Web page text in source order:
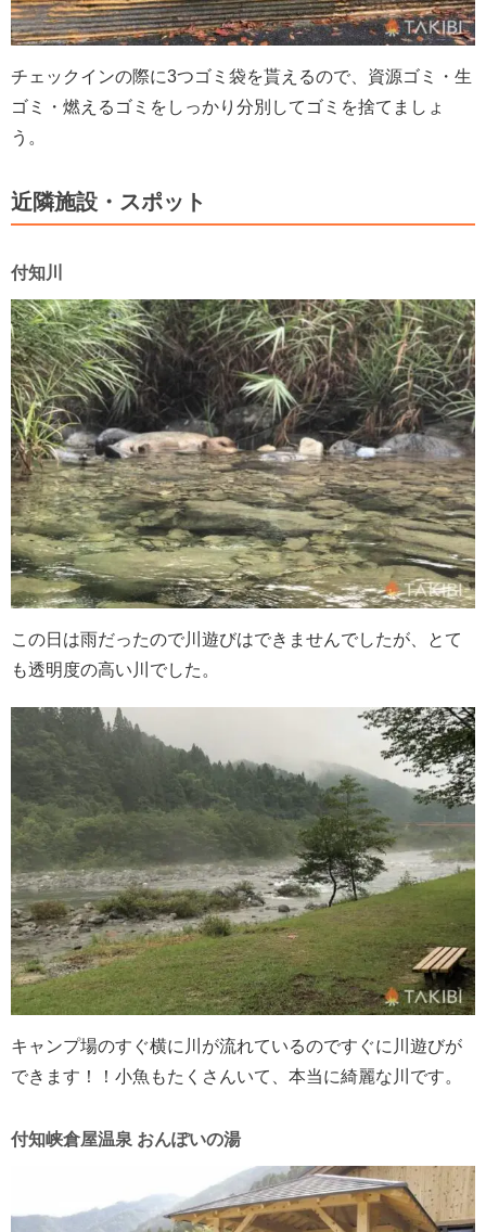
チェックインの際に3つゴミ袋を貰えるので、資源ゴミ・生
ゴミ・燃えるゴミをしっかり分別してゴミを捨てましょ
う。
近隣施設・スポット
付知川
この日は雨だったので川遊びはできませんでしたが、とて
も透明度の高い川でした。
キャンプ場のすぐ横に川が流れているのですぐに川遊びが
できます！！小魚もたくさんいて、本当に綺麗な川です。
付知峡倉屋温泉 おんぽいの湯